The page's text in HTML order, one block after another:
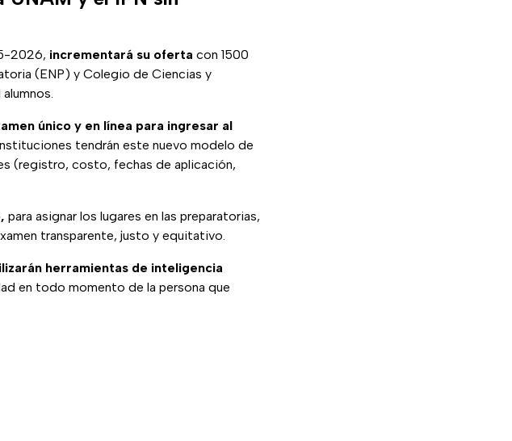
2026, incrementará su oferta con 1500
(ENP) y Colegio de Ciencias y
único y en línea para ingresar al
tendrán este nuevo modelo de
(registro, costo, fechas de aplicación,
para asignar los lugares en las preparatorias,
transparente, justo y equitativo.
herramientas de inteligencia
en todo momento de la persona que